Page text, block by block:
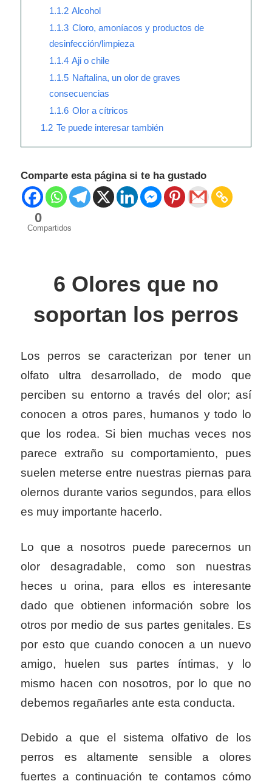
1.1.2 Alcohol
1.1.3 Cloro, amoníacos y productos de
desinfección/limpieza
1.1.4 Aji o chile
1.1.5 Naftalina, un olor de graves
consecuencias
1.1.6 Olor a cítricos
1.2 Te puede interesar también
Comparte esta página si te ha gustado
0
Compartidos
6 Olores que no
soportan los perros
Los perros se caracterizan por tener un
olfato ultra desarrollado, de modo que
perciben su entorno a través del olor; así
conocen a otros pares, humanos y todo lo
que los rodea. Si bien muchas veces nos
parece extraño su comportamiento, pues
suelen meterse entre nuestras piernas para
olernos durante varios segundos, para ellos
es muy importante hacerlo.
Lo que a nosotros puede parecernos un
olor desagradable, como son nuestras
heces u orina, para ellos es interesante
dado que obtienen información sobre los
otros por medio de sus partes genitales. Es
por esto que cuando conocen a un nuevo
amigo, huelen sus partes íntimas, y lo
mismo hacen con nosotros, por lo que no
debemos regañarles ante esta conducta.
Debido a que el sistema olfativo de los
perros es altamente sensible a olores
fuertes a continuación te contamos cómo